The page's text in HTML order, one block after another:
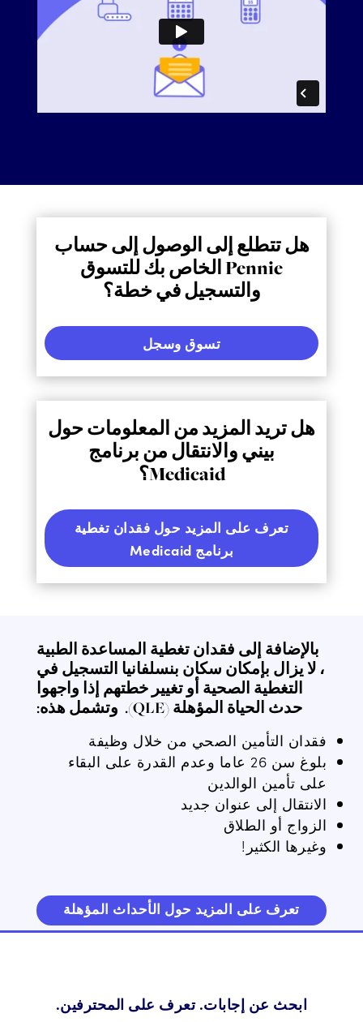
هل تتطلع إلى الوصول إلى حساب
Pennie الخاص بك للتسوق
والتسجيل في خطة؟
تسوق وسجل
هل تريد المزيد من المعلومات حول
بيني والانتقال من برنامج
Medicaid؟
تعرف على المزيد حول فقدان تغطية
برنامج Medicaid
بالإضافة إلى فقدان تغطية المساعدة الطبية
، لا يزال بإمكان سكان بنسلفانيا التسجيل في
التغطية الصحية أو تغيير خطتهم إذا واجهوا
حدث الحياة المؤهلة (QLE).
وتشمل هذه:
فقدان التأمين الصحي من خلال وظيفة
بلوغ سن 26 عاما وعدم القدرة على البقاء
على تأمين الوالدين
الانتقال إلى عنوان جديد
الزواج أو الطلاق
وغيرها الكثير!
تعرف على المزيد حول الأحداث المؤهلة
ابحث عن إجابات. تعرف على المحترفين.